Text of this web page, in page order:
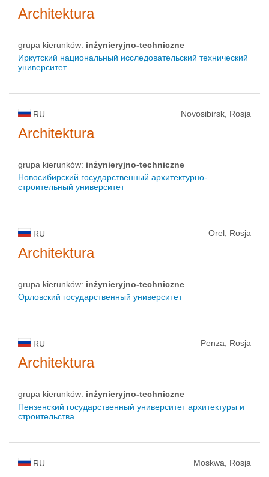
Architektura
grupa kierunków: inżynieryjno-techniczne
Иркутский национальный исследовательский технический
университет
RU Novosibirsk, Rosja
Architektura
grupa kierunków: inżynieryjno-techniczne
Новосибирский государственный архитектурно-
строительный университет
RU Orel, Rosja
Architektura
grupa kierunków: inżynieryjno-techniczne
Орловский государственный университет
RU Penza, Rosja
Architektura
grupa kierunków: inżynieryjno-techniczne
Пензенский государственный университет архитектуры и
строительства
RU Moskwa, Rosja